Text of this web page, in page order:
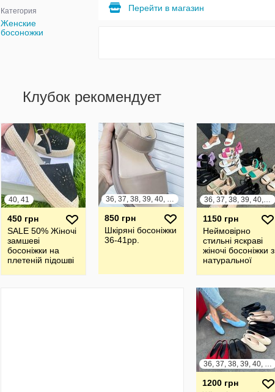
Категория
Женские
босоножки
Перейти в магазин
Клубок рекомендует
40, 41
450 грн
SALE 50% Жіночі
замшеві
босоніжки на
плетеній підошві
36, 37, 38, 39, 40, 41
850 грн
Шкіряні босоніжки
36-41рр.
36, 37, 38, 39, 40, 41
1150 грн
Неймовірно
стильні яскраві
жіночі босоніжки з
натуральної
36, 37, 38, 39, 40, 41
1200 грн